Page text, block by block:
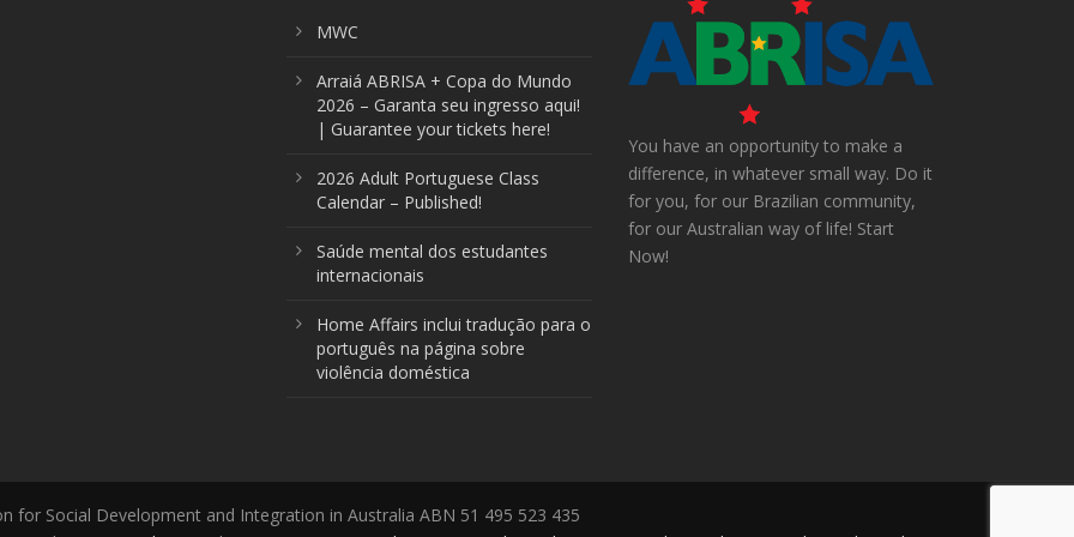
MWC
Arraiá ABRISA + Copa do Mundo
2026 – Garanta seu ingresso aqui!
| Guarantee your tickets here!
2026 Adult Portuguese Class
Calendar – Published!
Saúde mental dos estudantes
internacionais
Home Affairs inclui tradução para o
português na página sobre
violência doméstica
You have an opportunity to make a
difference, in whatever small way. Do it
for you, for our Brazilian community,
for our Australian way of life! Start
Now!
for Social Development and Integration in Australia ABN 51 495 523 435